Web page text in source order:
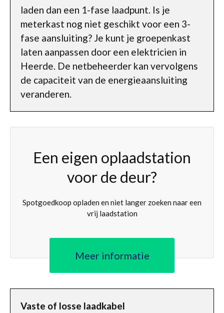
laden dan een 1-fase laadpunt. Is je
meterkast nog niet geschikt voor een 3-
fase aansluiting? Je kunt je groepenkast
laten aanpassen door een elektricien in
Heerde. De netbeheerder kan vervolgens
de capaciteit van de energieaansluiting
veranderen.
Een eigen oplaadstation
voor de deur?
Spotgoedkoop opladen en niet langer zoeken naar een
vrij laadstation
Meer informatie
Vaste of losse laadkabel